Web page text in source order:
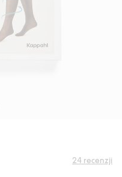
24 recenzji